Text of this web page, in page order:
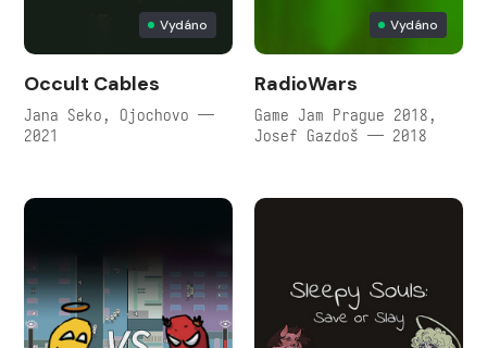
Vydáno
Occult Cables
Jana Seko, Ojochovo —
2021
Vydáno
RadioWars
Game Jam Prague 2018,
Josef Gazdoš — 2018